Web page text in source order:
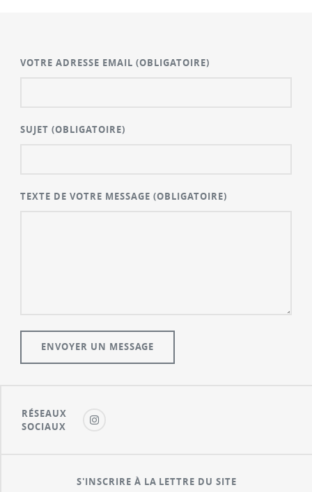
VOTRE ADRESSE EMAIL(OBLIGATOIRE)
SUJET(OBLIGATOIRE)
TEXTE DE VOTRE MESSAGE(OBLIGATOIRE)
RÉSEAUX
SOCIAUX
S'INSCRIRE À LA LETTRE DU SITE